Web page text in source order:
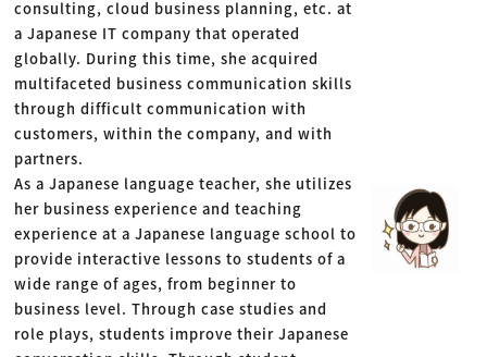
consulting, cloud business planning, etc. at
a Japanese IT company that operated
globally. During this time, she acquired
multifaceted business communication skills
through difficult communication with
customers, within the company, and with
partners.
As a Japanese language teacher, she utilizes
her business experience and teaching
experience at a Japanese language school to
provide interactive lessons to students of a
wide range of ages, from beginner to
business level. Through case studies and
role plays, students improve their Japanese